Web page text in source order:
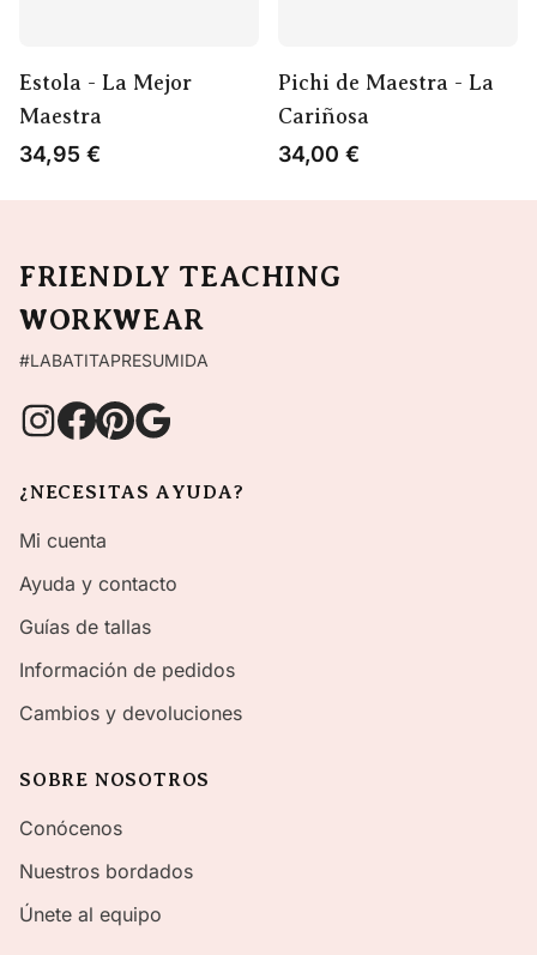
Estola - La Mejor
Maestra
34,95 €
Pichi de Maestra - La
Cariñosa
34,00 €
FRIENDLY TEACHING
WORKWEAR
#LABATITAPRESUMIDA
¿NECESITAS AYUDA?
Mi cuenta
Ayuda y contacto
Guías de tallas
Información de pedidos
Cambios y devoluciones
SOBRE NOSOTROS
Conócenos
Nuestros bordados
Únete al equipo